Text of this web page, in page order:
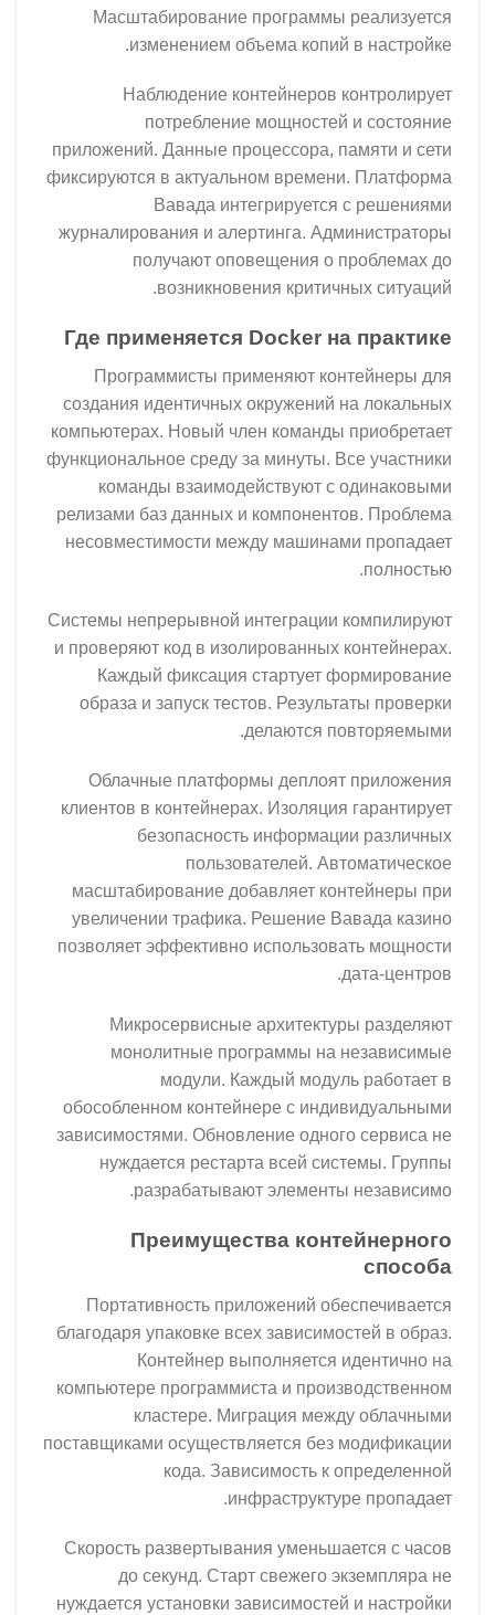
Масштабирование программы реализуется
изменением объема копий в настройке.
Наблюдение контейнеров контролирует
потребление мощностей и состояние
приложений. Данные процессора, памяти и сети
фиксируются в актуальном времени. Платформа
Вавада интегрируется с решениями
журналирования и алертинга. Администраторы
получают оповещения о проблемах до
возникновения критичных ситуаций.
Где применяется Docker на практике
Программисты применяют контейнеры для
создания идентичных окружений на локальных
компьютерах. Новый член команды приобретает
функциональное среду за минуты. Все участники
команды взаимодействуют с одинаковыми
релизами баз данных и компонентов. Проблема
несовместимости между машинами пропадает
полностью.
Системы непрерывной интеграции компилируют
и проверяют код в изолированных контейнерах.
Каждый фиксация стартует формирование
образа и запуск тестов. Результаты проверки
делаются повторяемыми.
Облачные платформы деплоят приложения
клиентов в контейнерах. Изоляция гарантирует
безопасность информации различных
пользователей. Автоматическое
масштабирование добавляет контейнеры при
увеличении трафика. Решение Вавада казино
позволяет эффективно использовать мощности
дата-центров.
Микросервисные архитектуры разделяют
монолитные программы на независимые
модули. Каждый модуль работает в
обособленном контейнере с индивидуальными
зависимостями. Обновление одного сервиса не
нуждается рестарта всей системы. Группы
разрабатывают элементы независимо.
Преимущества контейнерного
способа
Портативность приложений обеспечивается
благодаря упаковке всех зависимостей в образ.
Контейнер выполняется идентично на
компьютере программиста и производственном
кластере. Миграция между облачными
поставщиками осуществляется без модификации
кода. Зависимость к определенной
инфраструктуре пропадает.
Скорость развертывания уменьшается с часов
до секунд. Старт свежего экземпляра не
нуждается установки зависимостей и настройки